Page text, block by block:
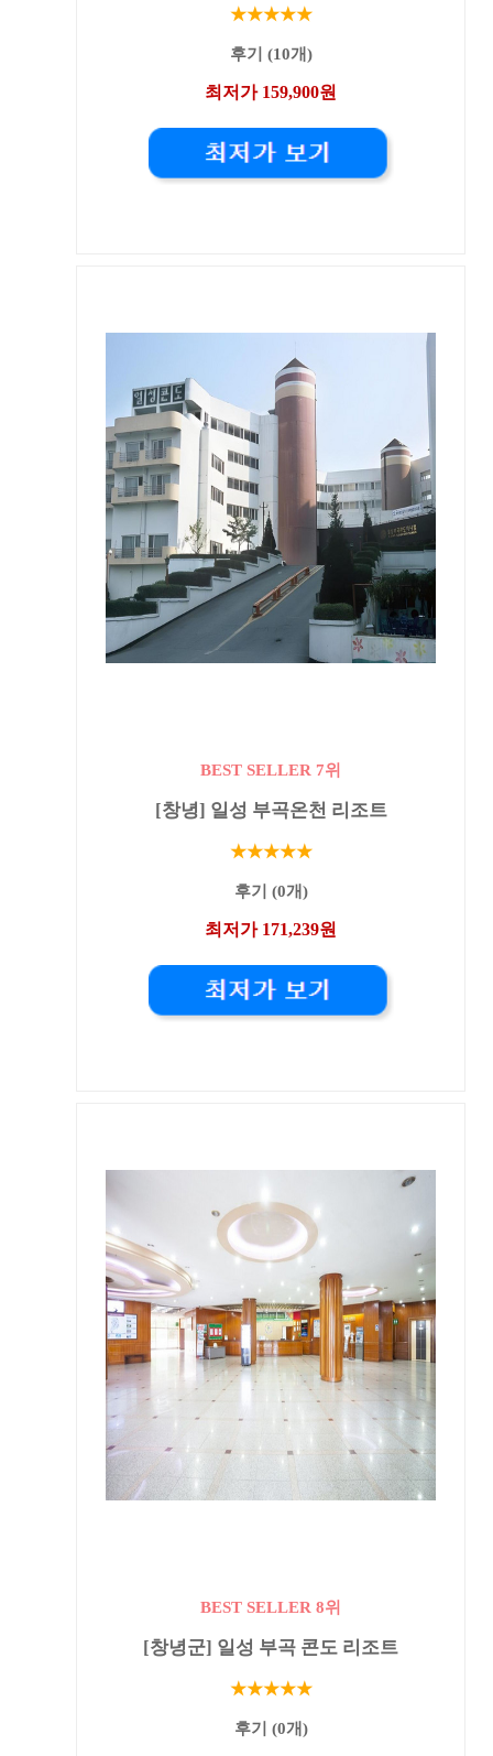
★★★★★
후기 (10개)
최저가 159,900원
BEST SELLER 7위
[창녕] 일성 부곡온천 리조트
★★★★★
후기 (0개)
최저가 171,239원
BEST SELLER 8위
[창녕군] 일성 부곡 콘도 리조트
★★★★★
후기 (0개)